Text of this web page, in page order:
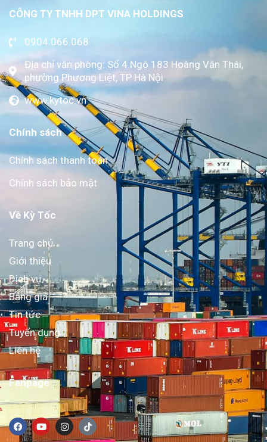
CÔNG TY TNHH DPT VINA HOLDINGS
0904.066.068
Địa chỉ văn phòng: Số 4 Ngõ 183 Hoàng Văn Thái,
phường Phương Liệt, TP Hà Nội
www.kytoc.vn
Chính sách
Chính sách thanh toán
Chính sách bảo mật
Về Kỳ Tốc
Trang chủ
Giới thiệu
Dịch vụ
Bảng giá
Tin tức
Tuyển dụng
Liên hệ
Fanpage